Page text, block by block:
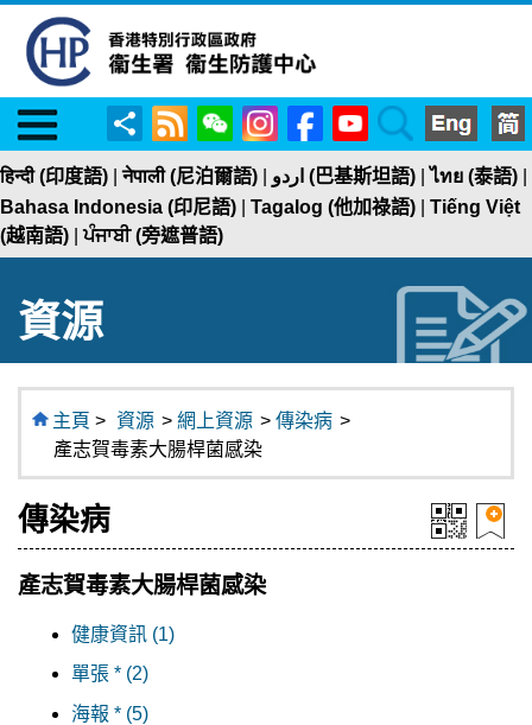
Menu
分
享
RSS WeChatInstagramFacebookYouTubeSearch
हिन्दी (印度語) |नेपाली (尼泊爾語) اردو (巴基斯坦語) |ไทย (泰語)
Bahasa Indonesia (印尼語)
Tagalog (他加祿語)
Tiếng Việt
(越南語) |ਪੰਜਾਬੀ (旁遮普語)
資源
主頁 > 資源 > 網上資源 > 傳染病 >
產志賀毒素大腸桿菌感染
傳染病
產志賀毒素大腸桿菌感染
健康資訊 (1)
單張 * (2)
海報 * (5)